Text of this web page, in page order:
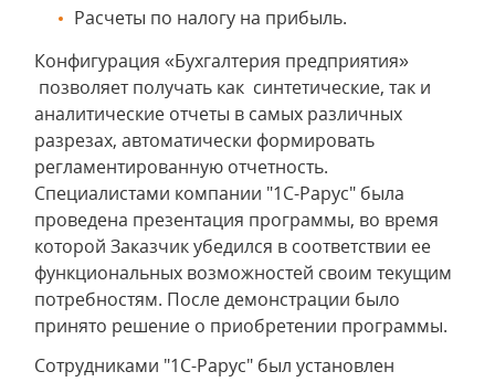
Расчеты по налогу на прибыль.
Конфигурация «Бухгалтерия предприятия»
позволяет получать как синтетические, так и
аналитические отчеты в самых различных
разрезах, автоматически формировать
регламентированную отчетность.
Специалистами компании "1С-Рарус" была
проведена презентация программы, во время
которой Заказчик убедился в соответствии ее
функциональных возможностей своим текущим
потребностям. После демонстрации было
принято решение о приобретении программы.
Сотрудниками "1С-Рарус" был установлен